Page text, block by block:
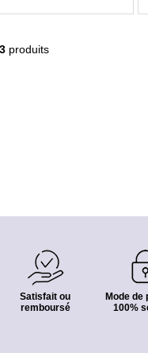
produits
Satisfait ou
remboursé
Mode de
100%